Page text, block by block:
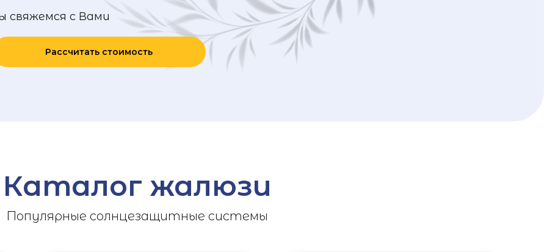
свяжемся с Вами
Рассчитать стоимость
Каталог жалюзи
Популярные солнцезащитные системы